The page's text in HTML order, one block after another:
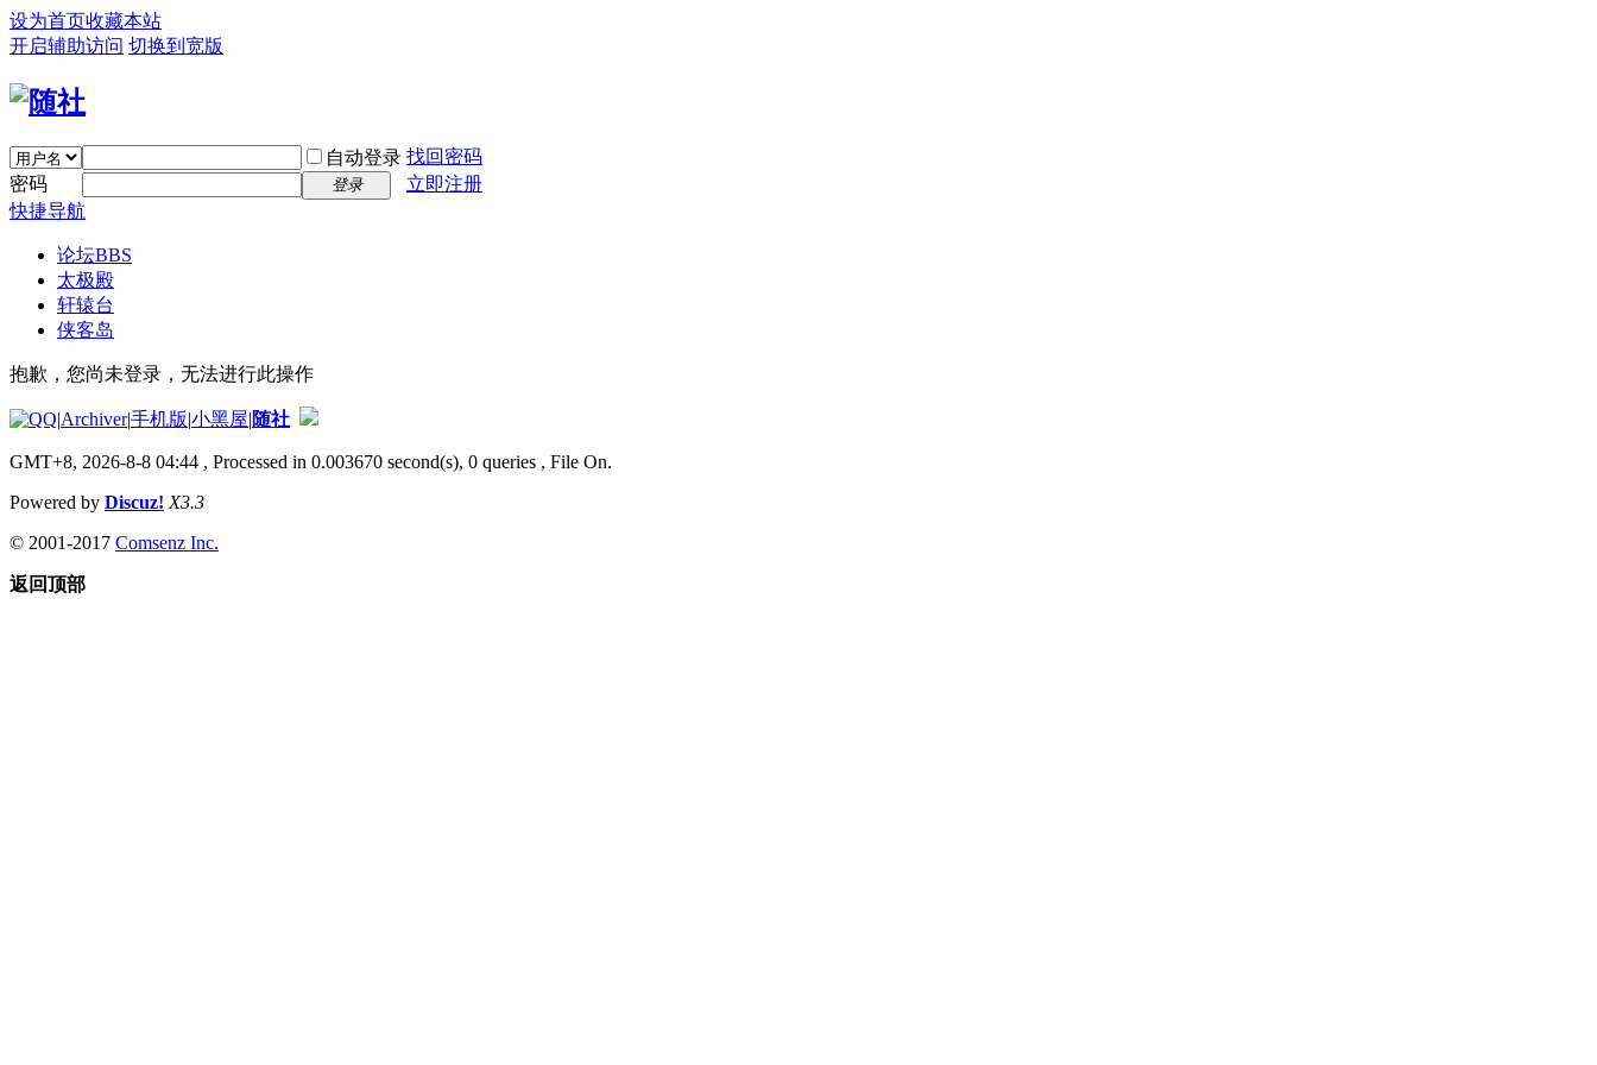
设为首页收藏本站
开启辅助访问 切换到宽版
自动登录 找回密码
密码
登录
立即注册
快捷导航
论坛BBS
太极殿
轩辕台
侠客岛
抱歉，您尚未登录，无法进行此操作
|Archiver|手机版|小黑屋|随社
GMT+8, 2026-8-8 04:44 , Processed in 0.003670 second(s), 0 queries , File On.
Powered by Discuz! X3.3
© 2001-2017 Comsenz Inc.
返回顶部